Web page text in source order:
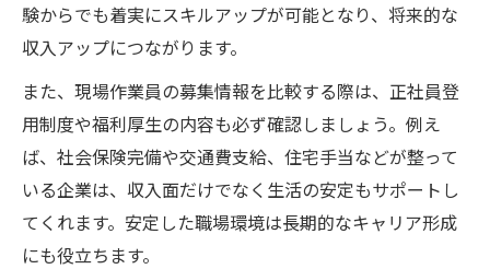
験からでも着実にスキルアップが可能となり、将来的な
収入アップにつながります。
また、現場作業員の募集情報を比較する際は、正社員登
用制度や福利厚生の内容も必ず確認しましょう。例え
ば、社会保険完備や交通費支給、住宅手当などが整って
いる企業は、収入面だけでなく生活の安定もサポートし
てくれます。安定した職場環境は長期的なキャリア形成
にも役立ちます。